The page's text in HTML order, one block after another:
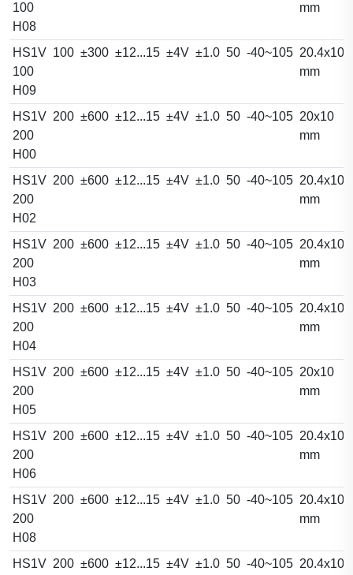
100
H08
mm
HS1V
100
H09
100 ±300 ±12...15 ±4V ±1.0 50 -40~105
mm
HS1V
200
H00
200 ±600 ±12...15 ±4V ±1.0 50 -40~105 20x10
mm
HS1V
200
H02
200 ±600 ±12...15 ±4V ±1.0 50 -40~105
mm
HS1V
200
H03
200 ±600 ±12...15 ±4V ±1.0 50 -40~105
mm
HS1V
200
H04
200 ±600 ±12...15 ±4V ±1.0 50 -40~105
mm
HS1V
200
H05
200 ±600 ±12...15 ±4V ±1.0 50 -40~105 20x10
mm
HS1V
200
H06
200 ±600 ±12...15 ±4V ±1.0 50 -40~105
mm
HS1V
200
H08
200 ±600 ±12...15 ±4V ±1.0 50 -40~105
mm
HS1V 200 ±600 ±12...15 ±4V ±1.0 50 -40~105